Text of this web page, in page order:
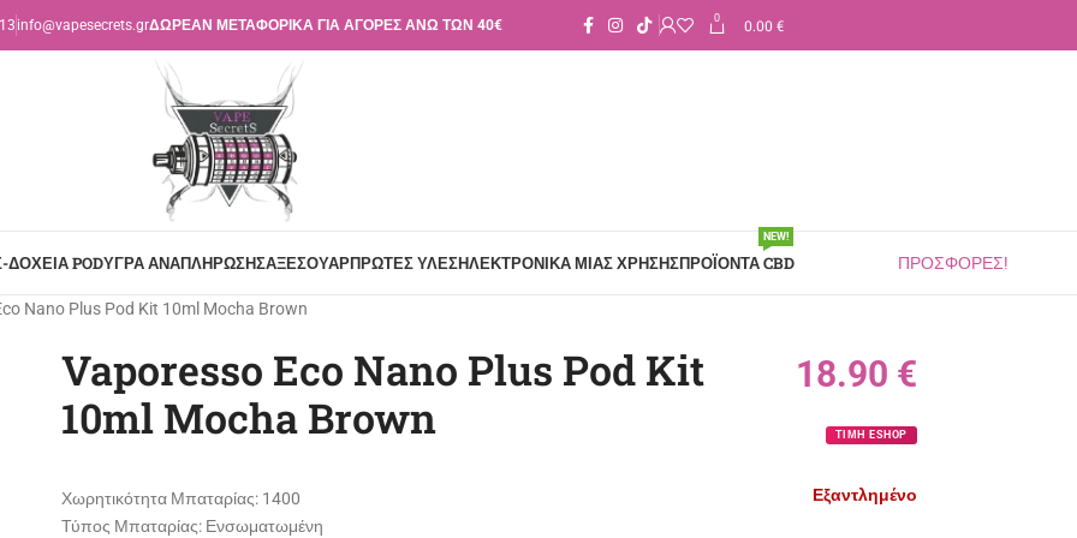
info@vapesecrets.grΔΩΡΕΑΝ ΜΕΤΑΦΟΡΙΚΑ ΓΙΑ ΑΓΟΡΕΣ ΑΝΩ ΤΩΝ 40€ 0 0.00€Παρακολούθηση Παραγγελίας
ΔΟΧΕΊΑ PODΥΓΡΆ ΑΝΑΠΛΉΡΩΣΗΣΑΞΕΣΟΥΆΡΠΡΏΤΕΣ ΎΛΕΣΗΛΕΚΤΡΟΝΙΚΆ ΜΙΑΣ ΧΡΉΣΗΣΠΡΟΪΌΝΤΑ CBD
NEW!
ΠΡΟΣΦΟΡΕΣ!
Nano Plus Pod Kit 10ml Mocha Brown
Vaporesso Eco Nano Plus Pod Kit
10ml Mocha Brown
18.90 €
ΤΙΜΗ ESHOP
Χωρητικότητα Μπαταρίας:1400
Τύπος Μπαταρίας:Ενσωματωμένη
Εξαντλημένο